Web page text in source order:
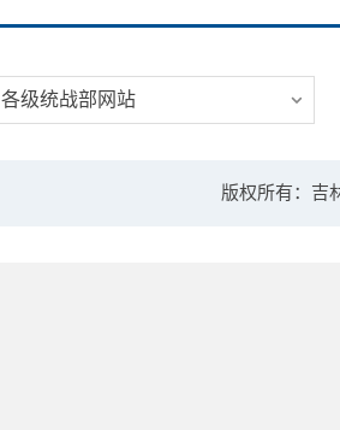
各级统战部网站
版权所有：吉